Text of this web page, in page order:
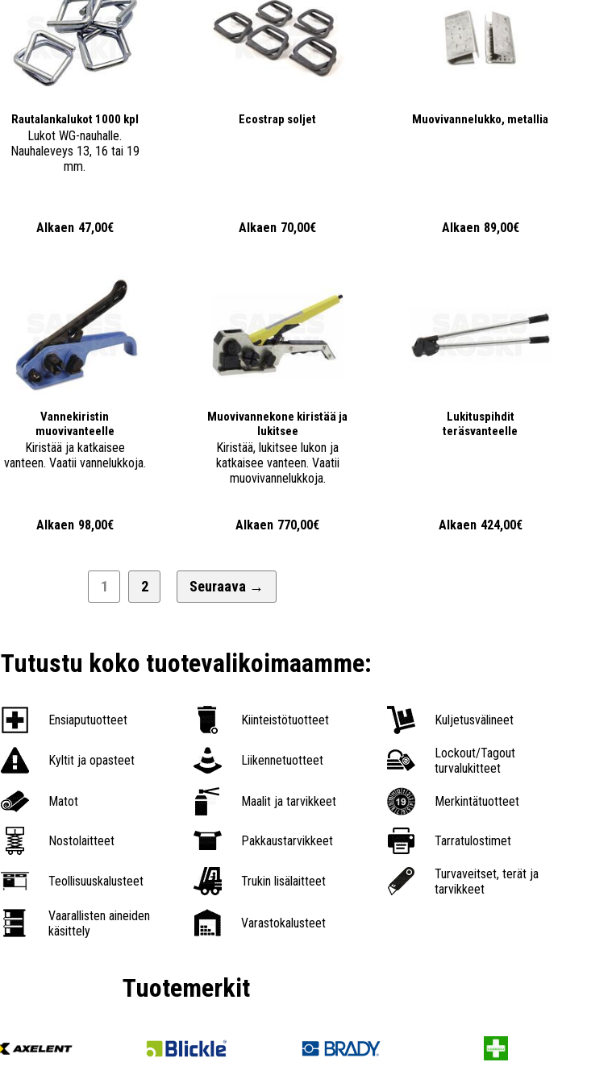
Rautalankalukot 1000 kpl
Lukot WG-nauhalle.
Nauhaleveys 13, 16 tai 19
mm.
Alkaen 47,00€
Ecostrap soljet
Alkaen 70,00€
Muovivannelukko, metallia
Alkaen 89,00€
Vannekiristin
muovivanteelle
Kiristää ja katkaisee
vanteen. Vaatii vannelukkoja.
Alkaen 98,00€
Muovivannekone kiristää ja
lukitsee
Kiristää, lukitsee lukon ja
katkaisee vanteen. Vaatii
muovivannelukkoja.
Alkaen 770,00€
Lukituspihdit
teräsvanteelle
Alkaen 424,00€
1 2 Seuraava →
Tutustu koko tuotevalikoimaamme:
Ensiaputuotteet Kiinteistötuotteet Kuljetusvälineet
Kyltit ja opasteet Liikennetuotteet
Lockout/Tagout
turvalukitteet
Matot Maalit ja tarvikkeet Merkintätuotteet
Nostolaitteet Pakkaustarvikkeet Tarratulostimet
Teollisuuskalusteet Trukin lisälaitteet
Turvaveitset, terät ja
tarvikkeet
Vaarallisten aineiden
käsittely
Varastokalusteet
Tuotemerkit